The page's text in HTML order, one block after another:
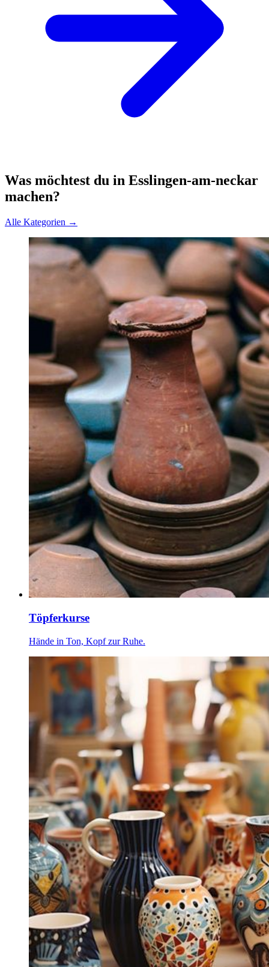
Was möchtest du in Esslingen-am-neckar
machen?
Alle Kategorien →
Töpferkurse
Hände in Ton, Kopf zur Ruhe.